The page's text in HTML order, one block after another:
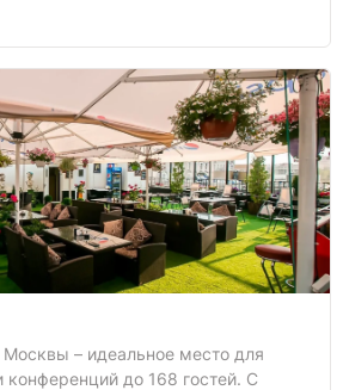
– идеальное место для
конференций до 168 гостей. С